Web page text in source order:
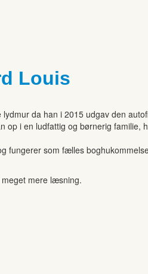
Louis
da han i 2015 udgav den
i en ludfattig og børnerig
fungerer som fælles
mere læsning.